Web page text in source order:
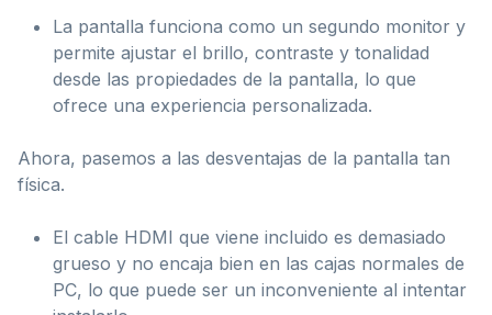
La pantalla funciona como un segundo monitor y
permite ajustar el brillo, contraste y tonalidad
desde las propiedades de la pantalla, lo que
ofrece una experiencia personalizada.
Ahora, pasemos a las desventajas de la pantalla tan
física.
El cable HDMI que viene incluido es demasiado
grueso y no encaja bien en las cajas normales de
PC, lo que puede ser un inconveniente al intentar